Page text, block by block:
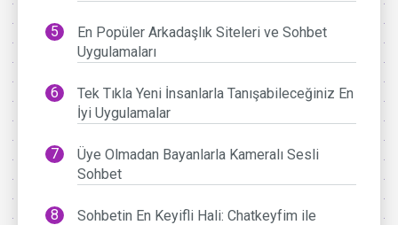
En Popüler Arkadaşlık Siteleri ve Sohbet
Uygulamaları
Tek Tıkla Yeni İnsanlarla Tanışabileceğiniz En
İyi Uygulamalar
Üye Olmadan Bayanlarla Kameralı Sesli
Sohbet
Sohbetin En Keyifli Hali: Chatkeyfim ile